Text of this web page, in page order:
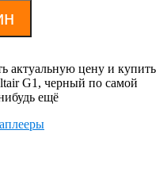
актуальную цену и купить
G1, черный по самой
ещё